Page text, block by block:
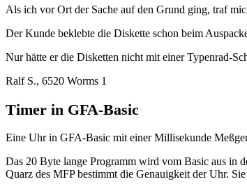
Als ich vor Ort der Sache auf den Grund ging, traf
Der Kunde beklebte die Diskette schon beim
Nur hätte er die Disketten nicht mit einer Typenrad-
Ralf S., 6520 Worms 1
Timer in GFA-Basic
Eine Uhr in GFA-Basic mit einer Millisekunde
Das 20 Byte lange Programm wird vom Basic aus in
Quarz des MFP bestimmt die Genauigkeit der Uhr.